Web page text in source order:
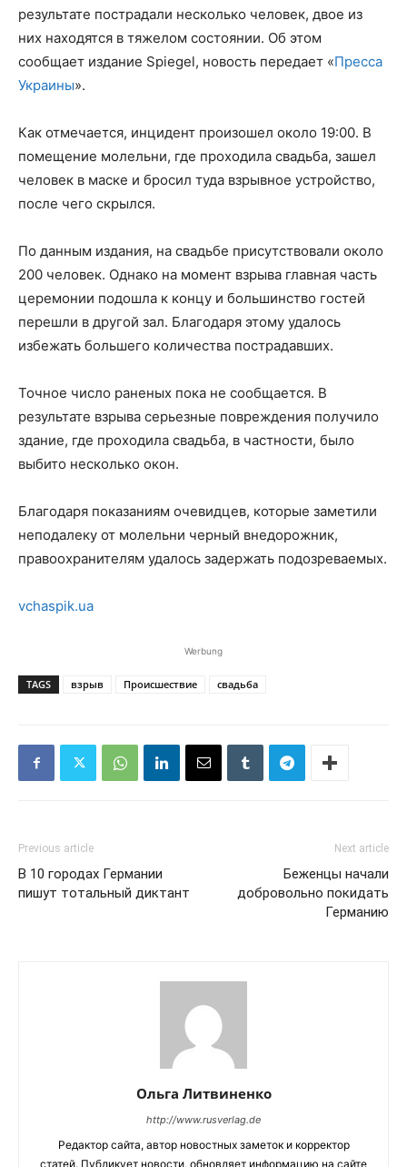
результате пострадали несколько человек, двое из
них находятся в тяжелом состоянии. Об этом
сообщает издание Spiegel, новость передает «Пресса
Украины».
Как отмечается, инцидент произошел около 19:00. В
помещение молельни, где проходила свадьба, зашел
человек в маске и бросил туда взрывное устройство,
после чего скрылся.
По данным издания, на свадьбе присутствовали около
200 человек. Однако на момент взрыва главная часть
церемонии подошла к концу и большинство гостей
перешли в другой зал. Благодаря этому удалось
избежать большего количества пострадавших.
Точное число раненых пока не сообщается. В
результате взрыва серьезные повреждения получило
здание, где проходила свадьба, в частности, было
выбито несколько окон.
Благодаря показаниям очевидцев, которые заметили
неподалеку от молельни черный внедорожник,
правоохранителям удалось задержать подозреваемых.
vchaspik.ua
Werbung
TAGS взрыв Происшествие свадьба
Previous article
В 10 городах Германии
пишут тотальный диктант
Next article
Беженцы начали
добровольно покидать
Германию
Ольга Литвиненко
http://www.rusverlag.de
Редактор сайта, автор новостных заметок и корректор
статей. Публикует новости, обновляет информацию на сайте